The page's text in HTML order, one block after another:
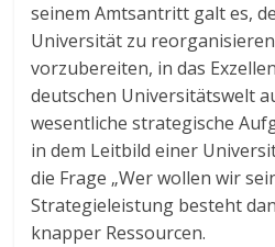
seinem Amtsantritt galt es,
Universität zu
vorzubereiten, in das
deutschen Universitätswelt
wesentliche strategische
in dem Leitbild einer
die Frage „Wer wollen wir
Strategieleistung besteht
knapper Ressourcen.